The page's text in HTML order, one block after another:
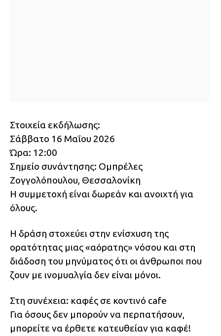
Στοιχεία εκδήλωσης:
Σάββατο 16 Μαΐου 2026
Ώρα: 12:00
Σημείο συνάντησης: Ομπρέλες
Ζογγολόπουλου, Θεσσαλονίκη
Η συμμετοχή είναι δωρεάν και ανοιχτή για
όλους.
Η δράση στοχεύει στην ενίσχυση της
ορατότητας μιας «αόρατης» νόσου και στη
διάδοση του μηνύματος ότι οι άνθρωποι που
ζουν με ινομυαλγία δεν είναι μόνοι.
Στη συνέχεια: καφές σε κοντινό cafe
Για όσους δεν μπορούν να περπατήσουν,
μπορείτε να έρθετε κατευθείαν για καφέ!